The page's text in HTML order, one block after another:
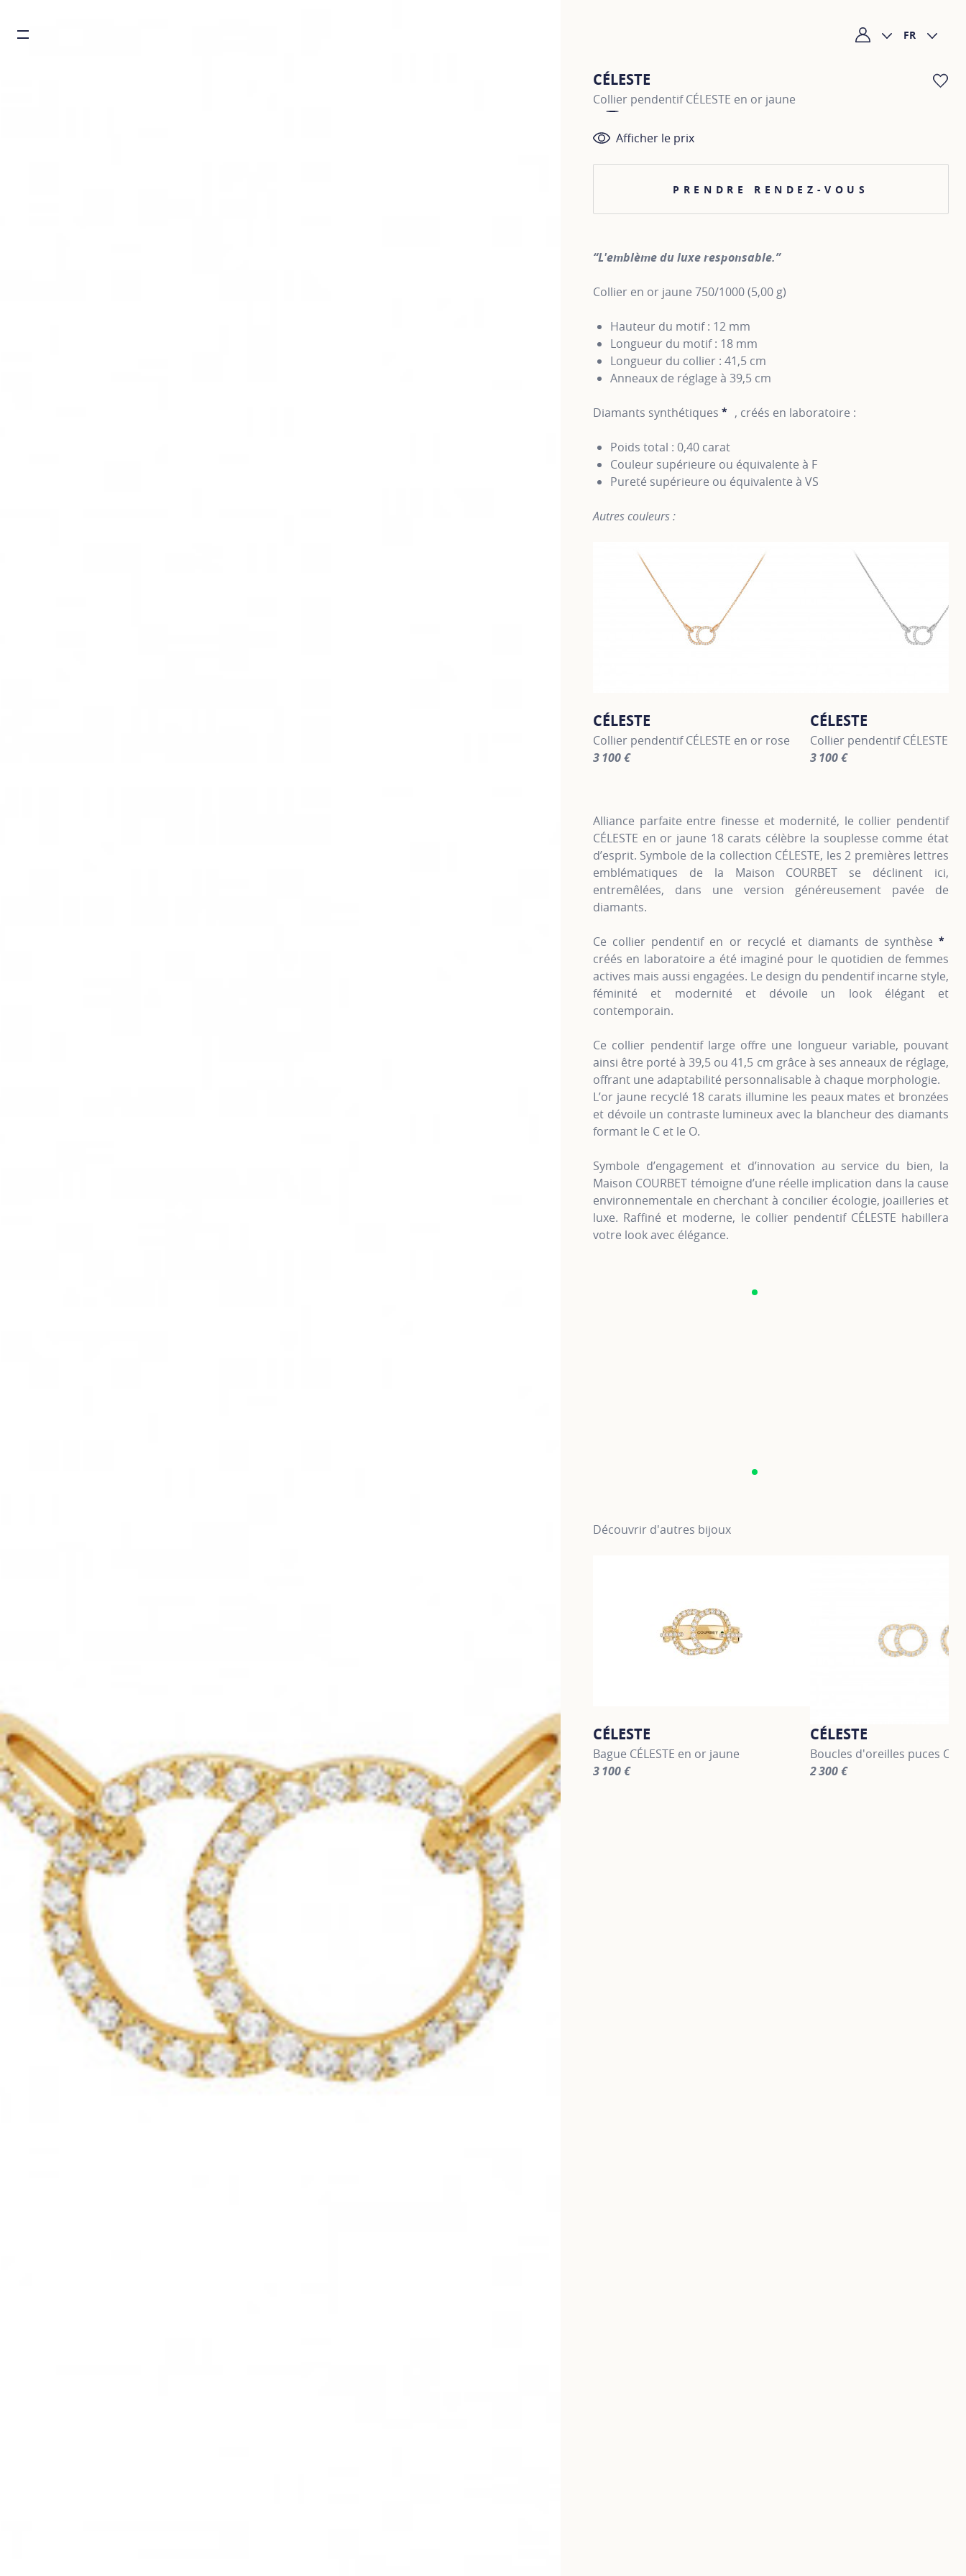
Burger toggle menu Mon compte
FR
CÉLESTE
Collier pendentif CÉLESTE en or jaune
Afficher le prix
PRENDRE RENDEZ-VOUS
“L'emblème du luxe responsable.”
Collier en or jaune 750/1000 (5,00 g)
Hauteur du motif : 12 mm
Longueur du motif : 18 mm
Longueur du collier : 41,5 cm
Anneaux de réglage à 39,5 cm
Diamants synthétiques * SHOW TOOLTIP
, créés en laboratoire :
Poids total : 0,40 carat
Couleur supérieure ou équivalente à F
Pureté supérieure ou équivalente à VS
Autres couleurs :
CÉLESTE
Collier pendentif CÉLESTE en or rose
3 100 €
CÉLESTE
Collier pendentif CÉLESTE
3 100 €
Alliance parfaite entre finesse et modernité, le collier pendentif
CÉLESTE en or jaune 18 carats célèbre la souplesse comme état
d’esprit. Symbole de la collection CÉLESTE, les 2 premières lettres
emblématiques de la Maison COURBET se déclinent ici,
entremêlées, dans une version généreusement pavée de
diamants.
Ce collier pendentif en or recyclé et diamants de synthèse*
créés en laboratoire a été imaginé pour le quotidien de femmes
actives mais aussi engagées. Le design du pendentif incarne style,
féminité et modernité et dévoile un look élégant et
contemporain.
Ce collier pendentif large offre une longueur variable, pouvant
ainsi être porté à 39,5 ou 41,5 cm grâce à ses anneaux de réglage,
offrant une adaptabilité personnalisable à chaque morphologie.
L’or jaune recyclé 18 carats illumine les peaux mates et bronzées
et dévoile un contraste lumineux avec la blancheur des diamants
formant le C et le O.
Symbole d’engagement et d’innovation au service du bien, la
Maison COURBET témoigne d’une réelle implication dans la cause
environnementale en cherchant à concilier écologie, joailleries et
luxe. Raffiné et moderne, le collier pendentif CÉLESTE habillera
votre look avec élégance.
Découvrir d'autres bijoux
CÉLESTE
Bague CÉLESTE en or jaune
3 100 €
CÉLESTE
Boucles d'oreilles puces
2 300 €